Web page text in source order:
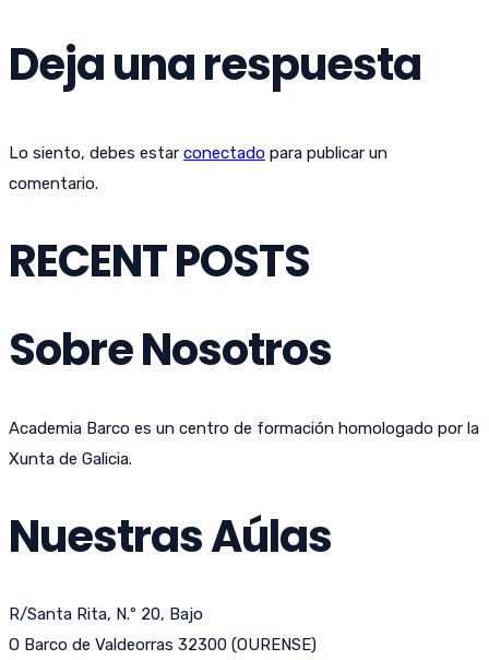
Deja una respuesta
Lo siento, debes estar conectado para publicar un
comentario.
RECENT POSTS
Sobre Nosotros
Academia Barco es un centro de formación homologado por la
Xunta de Galicia.
Nuestras Aúlas
R/Santa Rita, N.º 20, Bajo
O Barco de Valdeorras 32300 (OURENSE)